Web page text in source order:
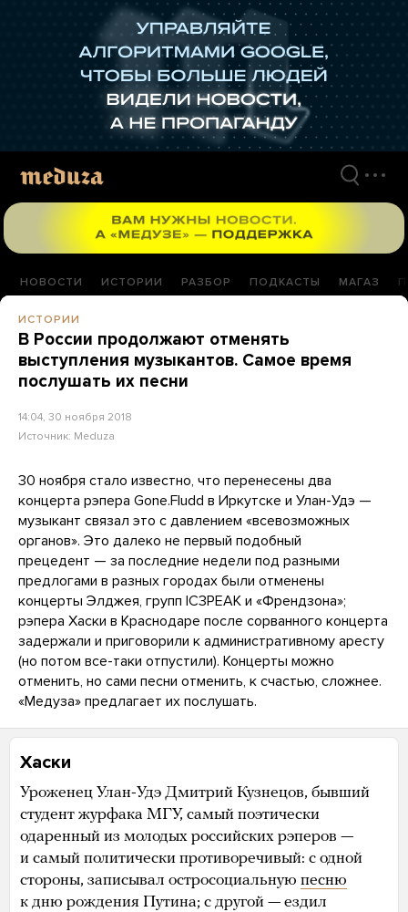
НОВОСТИ ИСТОРИИ РАЗБОР ПОДКАСТЫ МАГАЗ
ИСТОРИИ
В России продолжают отменять
выступления музыкантов. Самое время
послушать их песни
14:04, 30 ноября 2018
Источник: Meduza
30 ноября стало известно, что перенесены два
концерта рэпера Gone.Fludd в Иркутске и Улан-Удэ —
музыкант связал это с давлением «всевозможных
органов». Это далеко не первый подобный
прецедент — за последние недели под разными
предлогами в разных городах были отменены
концерты Элджея, групп IC3PEAK и «Френдзона»;
рэпера Хаски в Краснодаре после сорванного концерта
задержали и приговорили к административному аресту
(но потом все-таки отпустили). Концерты можно
отменить, но сами песни отменить, к счастью, сложнее.
«Медуза» предлагает их послушать.
Хаски
Уроженец Улан-Удэ Дмитрий Кузнецов, бывший
студент журфака МГУ, самый поэтически
одаренный из молодых российских рэперов —
и самый политически противоречивый: с одной
стороны, записывал остросоциальную песню
к дню рождения Путина; с другой — ездил